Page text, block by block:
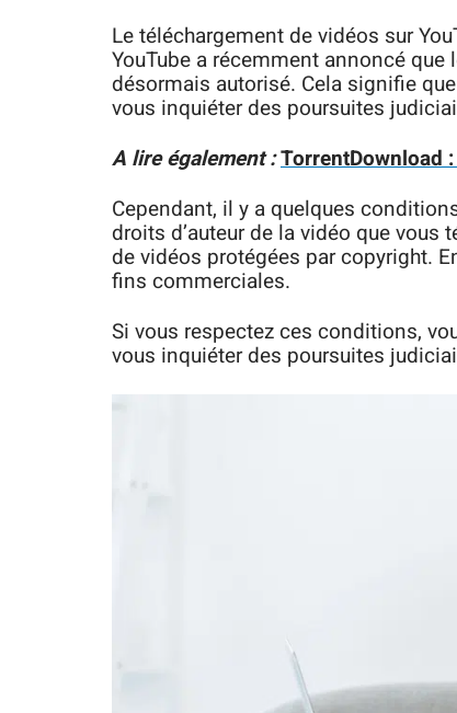
Le téléchargement de vidéos sur
YouTube a récemment annoncé
désormais autorisé. Cela signifie
vous inquiéter des poursuites
A lire également :TorrentDownload
Cependant, il y a quelques
droits d’auteur de la vidéo que vous
de vidéos protégées par copyright.
fins commerciales.
Si vous respectez ces conditions,
vous inquiéter des poursuites